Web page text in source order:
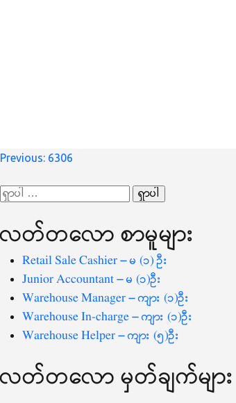
စာမူ
လမ်းကြောင်း
Previous: 6306
ရှာ
စကားလုံး
လတ်တ‌လော စာမူများ
Retail Sale Cashier – မ (၁) ဦး
Junior Accountant – မ (၁)ဦး
Warehouse Manager – ကျား (၁)ဦး
Warehouse In-charge – ကျား (၁)ဦး
Warehouse Helper – ကျား (၅)ဦး
လတ်တ‌လော မှတ်ချက်များ